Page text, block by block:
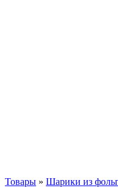
Товары » Шарики из